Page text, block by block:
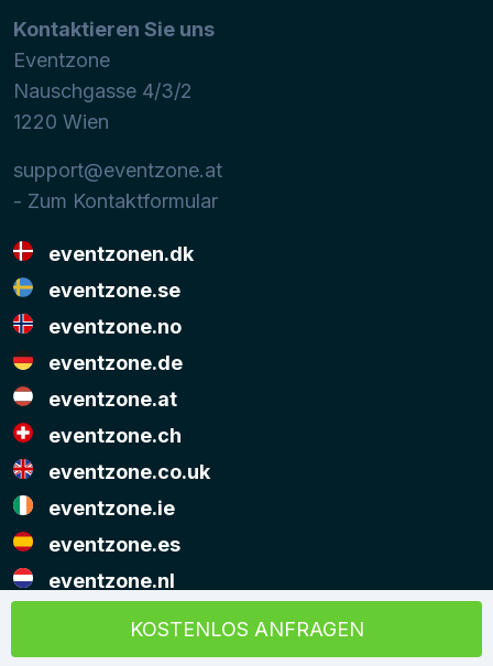
KOSTENLOS ANFRAGEN
Kontaktieren Sie uns
Eventzone
Nauschgasse 4/3/2
1220 Wien
support@eventzone.at
- Zum Kontaktformular
eventzonen.dk
eventzone.se
eventzone.no
eventzone.de
eventzone.at
eventzone.ch
eventzone.co.uk
eventzone.ie
eventzone.es
eventzone.nl
© Copyright Eventzone 2026